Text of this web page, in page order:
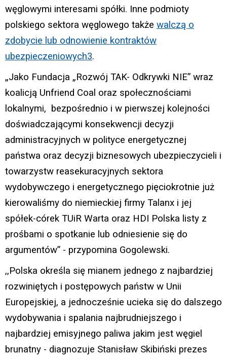
węglowymi interesami spółki. Inne podmioty
polskiego sektora węglowego także walczą o
zdobycie lub odnowienie kontraktów
ubezpieczeniowych3.
„Jako Fundacja „Rozwój TAK- Odkrywki NIE” wraz
koalicją Unfriend Coal oraz społecznościami
lokalnymi, bezpośrednio i w pierwszej kolejności
doświadczającymi konsekwencji decyzji
administracyjnych w polityce energetycznej
państwa oraz decyzji biznesowych ubezpieczycieli i
towarzystw reasekuracyjnych sektora
wydobywczego i energetycznego pięciokrotnie już
kierowaliśmy do niemieckiej firmy Talanx i jej
spółek-córek TUiR Warta oraz HDI Polska listy z
prośbami o spotkanie lub odniesienie się do
argumentów” - przypomina Gogolewski.
,,Polska określa się mianem jednego z najbardziej
rozwiniętych i postępowych państw w Unii
Europejskiej, a jednocześnie ucieka się do dalszego
wydobywania i spalania najbrudniejszego i
najbardziej emisyjnego paliwa jakim jest węgiel
brunatny - diagnozuje Stanisław Skibiński prezes